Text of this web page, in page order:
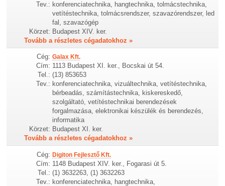
Tev.: konferenciatechnika, hangtechnika, tolmácstechnika,
vetítéstechnika, tolmácsrendszer, szavazórendszer, led
fal, szavazógép
Körzet: Budapest XIV. ker.
Tovább a részletes cégadatokhoz »
Cég: Galax Kft.
Cím: 1113 Budapest XI. ker., Bocskai út 54.
Tel.: (13) 853653
Tev.: konferenciatechnika, vizuáltechnika, vetítéstechnika,
bérbeadás, számítástechnika, kiskereskedő,
szolgáltató, vetítéstechnikai berendezések
forgalmazása, elektronikai készülék és berendezés,
informatika
Körzet: Budapest XI. ker.
Tovább a részletes cégadatokhoz »
Cég: Digiton Fejlesztő Kft.
Cím: 1148 Budapest XIV. ker., Fogarasi út 5.
Tel.: (1) 3632263, (1) 3632263
Tev.: konferenciatechnika, hangtechnika,